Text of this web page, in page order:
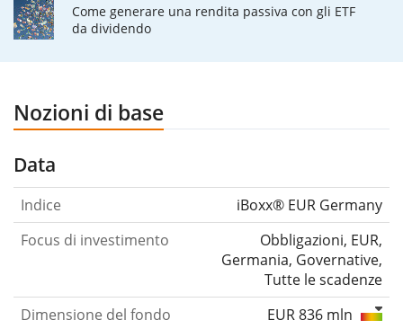
Come generare una rendita passiva con gli ETF
da dividendo
Nozioni di base
Data
Indice
iBoxx® EUR Germany
Focus di investimento
Obbligazioni, EUR,
Germania, Governative,
Tutte le scadenze
Dimensione del fondo
EUR 836 mln